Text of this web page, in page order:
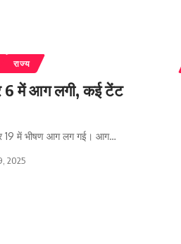
राज्य
6 में आग लगी, कई टेंट
19 में भीषण आग लग गई। आग…
2025